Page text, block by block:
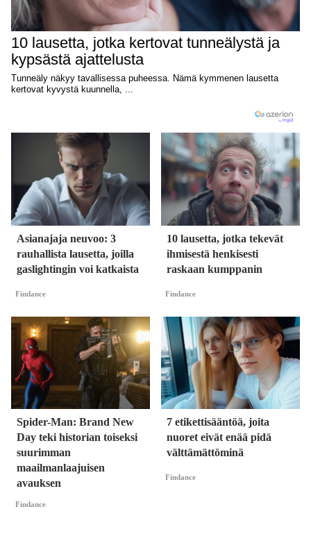
Asianajaja neuvoo: 3
rauhallista lausetta, joilla
gaslightingin voi katkaista
Findance
10 lausetta, jotka tekevät
ihmisestä henkisesti
raskaan kumppanin
Findance
Spider-Man: Brand New
Day teki historian toiseksi
suurimman
maailmanlaajuisen
avauksen
Findance
7 etikettisääntöä, joita
nuoret eivät enää pidä
välttämättöminä
Findance